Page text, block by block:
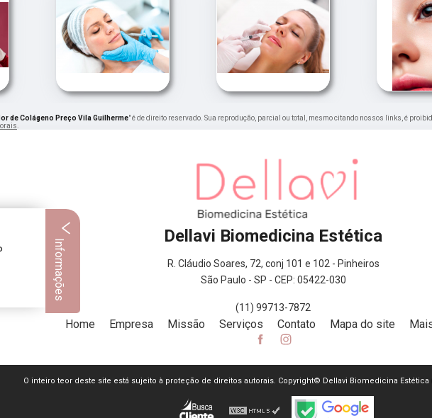
de Colágeno Preço Vila Guilherme" é de direito reservado. Sua reprodução, parcial ou total, mesmo citando nossos links, é
Dellavi Biomedicina Estética
R. Cláudio Soares, 72, conj 101 e 102 - Pinheiros
São Paulo - SP - CEP: 05422-030
(11) 99713-7872
Home Empresa Missão Serviços Contato Mapa do site
O inteiro teor deste site está sujeito à proteção de direitos autorais. Copyright© Dellavi Biomedicina Estética
Informações